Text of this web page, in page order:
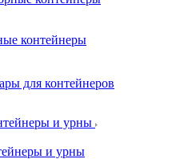
контейнеры
для контейнеров
и урны
и урны